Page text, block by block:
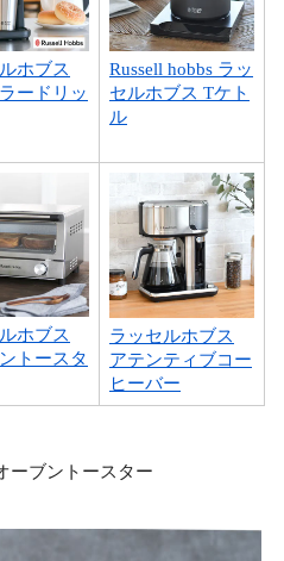
ホブス
ードリッ
Russell hobbs ラッ
セルホブス Tケト
ル
ホブス
トースタ
ラッセルホブス
アテンティブコー
ヒーバー
ーブントースター